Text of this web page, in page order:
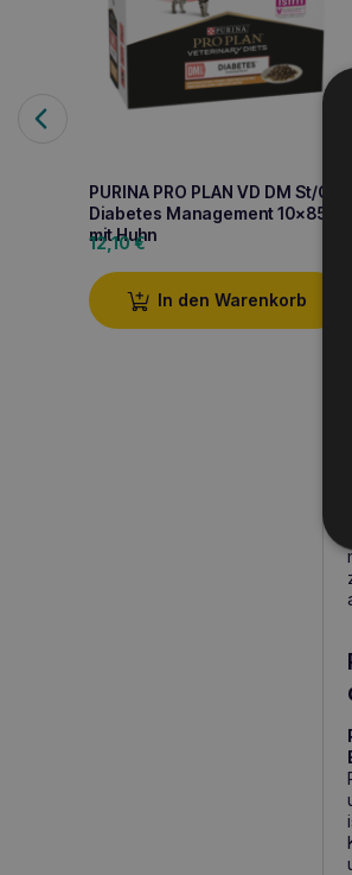
PURINA PRO PLAN VD DM St/Ox
Diabetes Management 10x85g
mit Huhn
12,10€
In den Warenkorb